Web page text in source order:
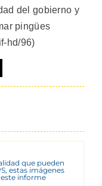
del gobierno y
pingües
hd/96)
que pueden
estas imágenes
informe